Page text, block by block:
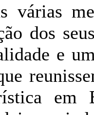
várias
dos
e
em